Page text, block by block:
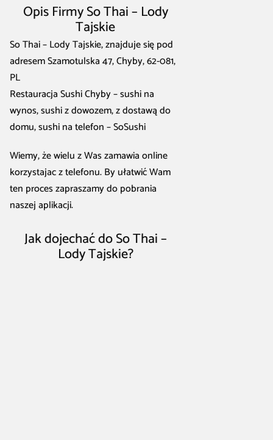
Opis Firmy So Thai – Lody
Tajskie
So Thai – Lody Tajskie, znajduje się pod
adresem Szamotulska 47, Chyby, 62-081,
PL
Restauracja Sushi Chyby – sushi na
wynos, sushi z dowozem, z dostawą do
domu, sushi na telefon – SoSushi
Wiemy, że wielu z Was zamawia online
korzystajac z telefonu. By ułatwić Wam
ten proces zapraszamy do pobrania
naszej aplikacji.
Jak dojechać do So Thai –
Lody Tajskie?